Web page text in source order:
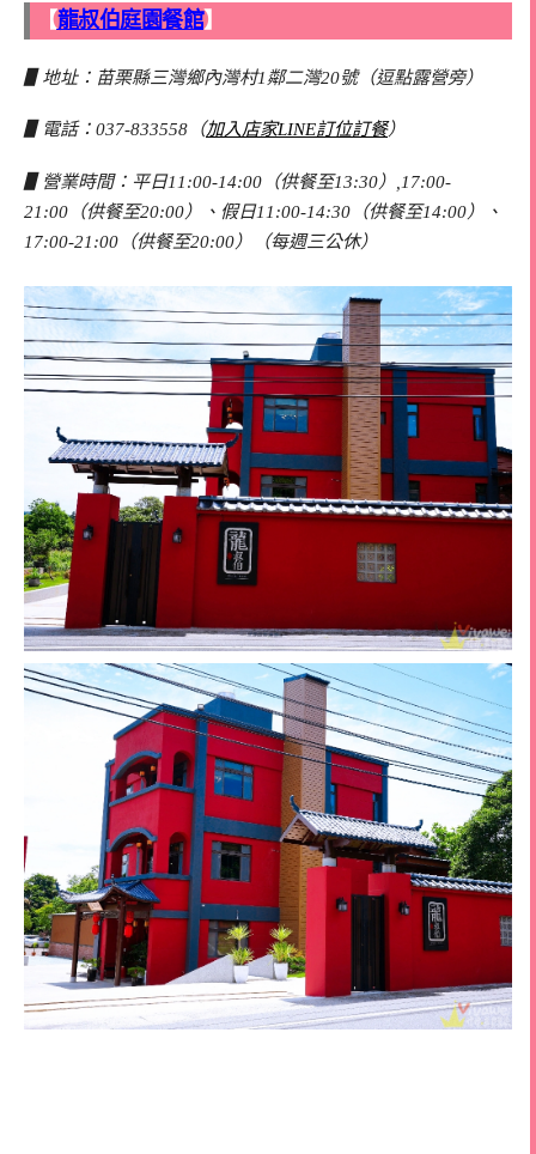
【龍叔伯庭園餐館】
▋地址：苗栗縣三灣鄉內灣村1鄰二灣20號（逗點露營旁）
▋電話：037-833558（加入店家LINE訂位訂餐）
▋營業時間：平日11:00-14:00（供餐至13:30）,17:00-
21:00（供餐至20:00）、假日11:00-14:30（供餐至14:00）、
17:00-21:00（供餐至20:00）（每週三公休）